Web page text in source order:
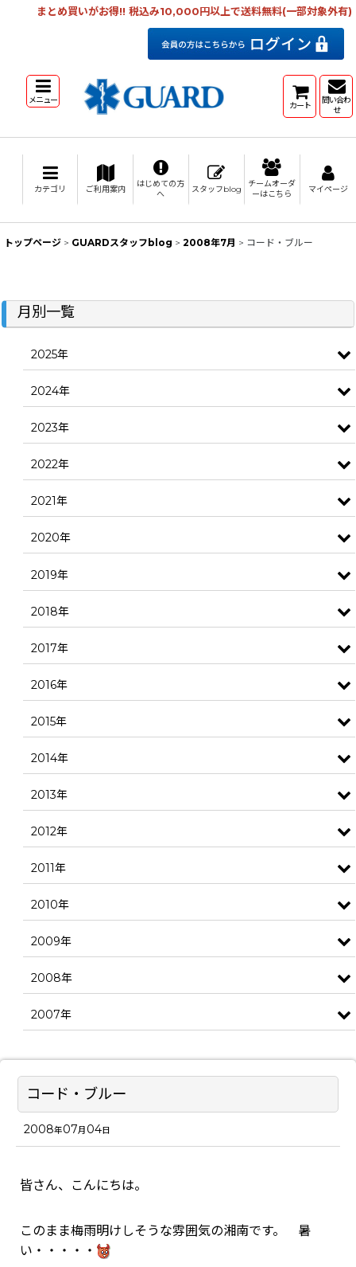
まとめ買いがお得!! 税込み10,000円以上で送料無料(一部対象外有)
メニュー カート
問い合わ
せ
カテゴリ ご利用案内
はじめての方
へ
スタッフblog
チームオーダ
ーはこちら
マイページ
トップページ > GUARDスタッフblog > 2008年7月 > コード・ブルー
コード・ブルー
2008年07月 04日
皆さん、こんにちは。
このまま梅雨明けしそうな雰囲気の湘南です。 暑
い・・・・・
月別一覧
2025年
2024年
2023年
2022年
2021年
2020年
2019年
2018年
2017年
2016年
2015年
2014年
2013年
2012年
2011年
2010年
2009年
2008年
2007年